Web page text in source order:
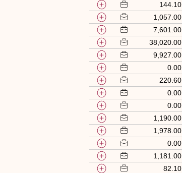
144.10
1,057.00
7,601.00
38,020.00
9,927.00
0.00
220.60
0.00
0.00
1,190.00
1,978.00
0.00
1,181.00
82.10